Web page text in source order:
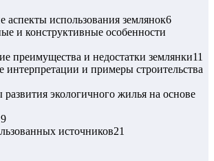
аспекты использования землянок6
и конструктивные особенности
преимущества и недостатки землянки11
и примеры строительства
экологичного жилья на основе
источников21